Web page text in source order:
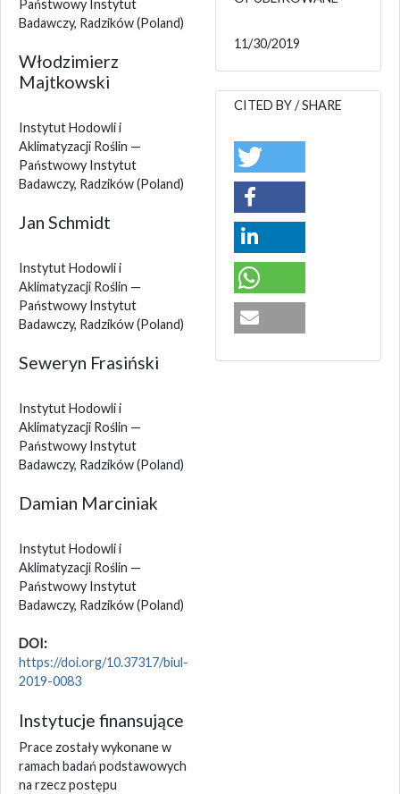
Państwowy Instytut
Badawczy, Radzików(Poland)
Włodzimierz
Majtkowski
Instytut Hodowli i
Aklimatyzacji Roślin —
Państwowy Instytut
Badawczy, Radzików(Poland)
Jan Schmidt
Instytut Hodowli i
Aklimatyzacji Roślin —
Państwowy Instytut
Badawczy, Radzików(Poland)
Seweryn Frasiński
Instytut Hodowli i
Aklimatyzacji Roślin —
Państwowy Instytut
Badawczy, Radzików(Poland)
Damian Marciniak
Instytut Hodowli i
Aklimatyzacji Roślin —
Państwowy Instytut
Badawczy, Radzików(Poland)
DOI:
https://doi.org/10.37317/biul-
2019-0083
Instytucje finansujące
Prace zostały wykonane w
ramach badań podstawowych
na rzecz postępu
11/30/2019
CITED BY / SHARE